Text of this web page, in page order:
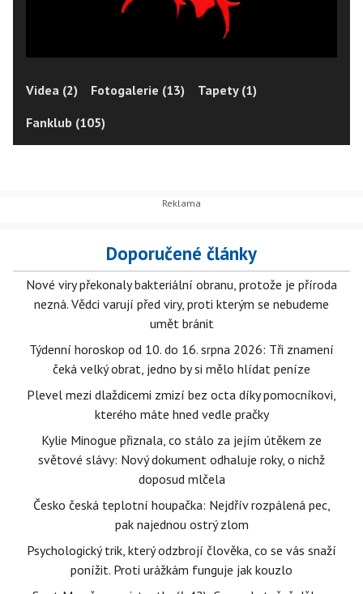
Videa (2) Fotogalerie (13)
Tapety (1)
Fanklub (105)
Doporučené články
Nové viry překonaly bakteriální obranu, protože je příroda
nezná. Vědci varují před viry, proti kterým se nebudeme
umět bránit
Týdenní horoskop od 10. do 16. srpna 2026: Tři znamení
čeká velký obrat, jedno by si mělo hlídat peníze
Plevel mezi dlaždicemi zmizí bez octa díky pomocníkovi,
kterého máte hned vedle pračky
Kylie Minogue přiznala, co stálo za jejím útěkem ze
světové slávy: Nový dokument odhaluje roky, o nichž
doposud mlčela
Česko česká teplotní houpačka: Nejdřív rozpálená pec,
pak najednou ostrý zlom
Psychologický trik, který odzbrojí člověka, co se vás snaží
ponížit. Proti urážkám funguje jak kouzlo